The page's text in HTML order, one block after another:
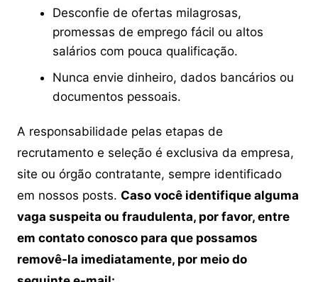
Desconfie de ofertas milagrosas,
promessas de emprego fácil ou altos
salários com pouca qualificação.
Nunca envie dinheiro, dados bancários ou
documentos pessoais.
A responsabilidade pelas etapas de
recrutamento e seleção é exclusiva da empresa,
site ou órgão contratante, sempre identificado
em nossos posts. Caso você identifique alguma
vaga suspeita ou fraudulenta, por favor, entre
em contato conosco para que possamos
removê-la imediatamente, por meio do